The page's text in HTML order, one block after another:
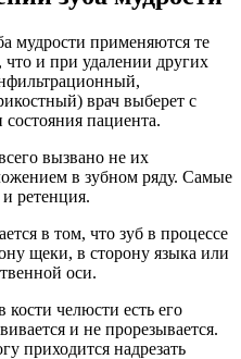
мудрости применяются те
и при удалении других
врач выберет с
пациента.
вызвано не их
в зубном ряду. Самые
ретенция.
в том, что зуб в процессе
щеки, в сторону языка или
оси.
челюсти есть его
и не прорезывается.
приходится надрезать